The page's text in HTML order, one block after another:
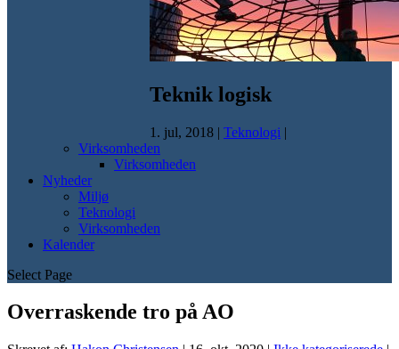
Teknik logisk
1. jul, 2018 | Teknologi |
Virksomheden
Virksomheden
Nyheder
Miljø
Teknologi
Virksomheden
Kalender
Select Page
Overraskende tro på AO